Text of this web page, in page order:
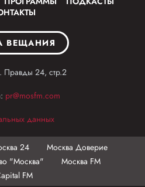
ВЕЩАНИЯ
Правды 24, стр.2
pr@mosfm.com
данных
24
Москва Доверие
"Москва"
Москва FM
FM